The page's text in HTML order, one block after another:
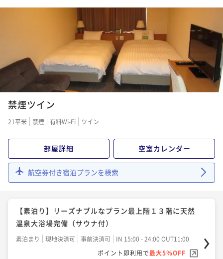
禁煙ツイン
21平米 禁煙 有料Wi-Fi ツイン
部屋詳細 空室カレンダー
航空券付き宿泊プランを検索
【素泊り】リーズナブルなプラン最上階１３階に天然
温泉大浴場完備（サウナ付）
素泊まり 現地決済可 事前決済可
IN 15:00 - 24:00 OUT11:00
ポイント即利用で最大5％OFF